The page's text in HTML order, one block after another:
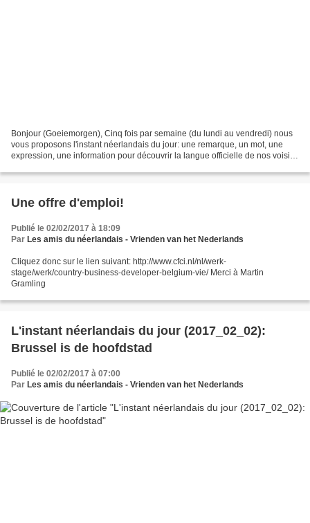
Bonjour (Goeiemorgen), Cinq fois par semaine (du lundi au vendredi) nous
vous proposons l'instant néerlandais du jour: une remarque, un mot, une
expression, une information pour découvrir la langue officielle de nos voisins
Une offre d'emploi!
Publié le 02/02/2017 à 18:09
Par Les amis du néerlandais - Vrienden van het Nederlands
Cliquez donc sur le lien suivant: http://www.cfci.nl/nl/werk-
stage/werk/country-business-developer-belgium-vie/ Merci à Martin
Gramling
L'instant néerlandais du jour (2017_02_02):
Brussel is de hoofdstad
Publié le 02/02/2017 à 07:00
Par Les amis du néerlandais - Vrienden van het Nederlands